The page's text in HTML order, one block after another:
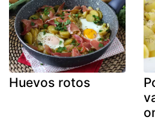
Huevos rotos